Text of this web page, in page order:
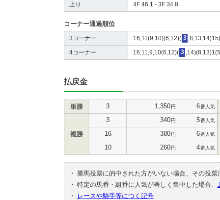
上り 4F 46.1 - 3F 34.8
コーナー通過順位
3コーナー 16,11(9,10)(6,12)( 3
4コーナー 16,11,9,10(6,12)( 3
払戻金
単勝 3 1,350円 6番人気
複勝
3 340円 5番人気
16 380円 6番人気
10 260円 4番人気
・
勝馬投票に的中された方がいない場合、その投
・ 特定の馬番・組番に人気が著しく集中した場合、
・
レースや騎手等につく記号